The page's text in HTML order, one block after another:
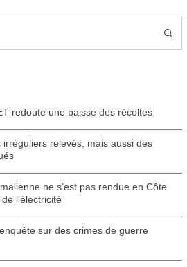
redoute une baisse des récoltes
relevés, mais aussi des
ne s’est pas rendue en Côte
l’électricité
sur des crimes de guerre